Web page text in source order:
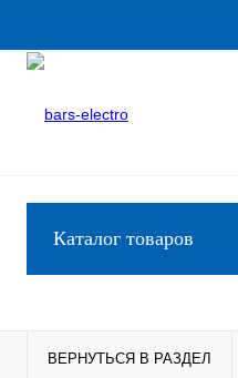
Каталог товаров
ВЕРНУТЬСЯ В РАЗДЕЛ